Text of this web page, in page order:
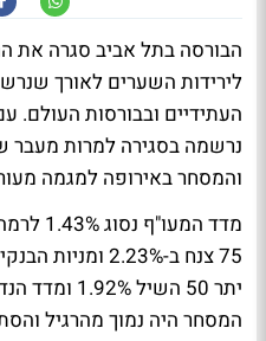
הבורסה בתל אביב סגרה את
לירידות השערים לאורך
העתידיים ובבורסות העולם.
נרשמה בסגירה למרות מעבר
והמסחר באירופה למגמה
המסחר היה נמוך מהרגיל והסתכם בכ-1.132